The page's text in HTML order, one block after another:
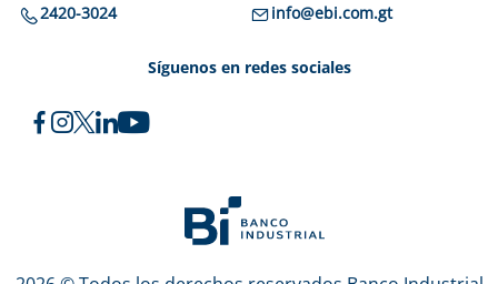
2420-3024 info@ebi.com.gt
Síguenos en redes sociales